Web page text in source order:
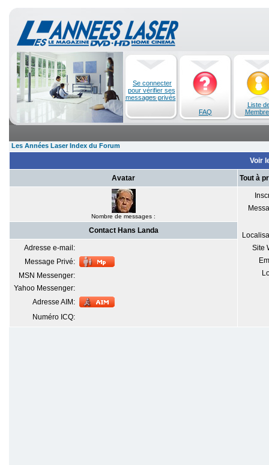
Se connecter
pour vérifier ses
messages privés
FAQ
Liste
Les Années Laser Index du Forum
Voir
Avatar Tout à
Nombre de messages :
Site
Contact Hans Landa
Adresse e-mail:
Message Privé:
MSN Messenger:
Yahoo Messenger:
Adresse AIM:
Numéro ICQ: